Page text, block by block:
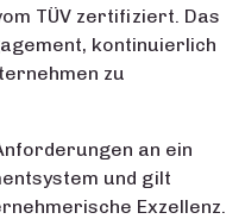
TÜV zertifiziert. Das
kontinuierlich
zu
an ein
und gilt
Exzellenz.